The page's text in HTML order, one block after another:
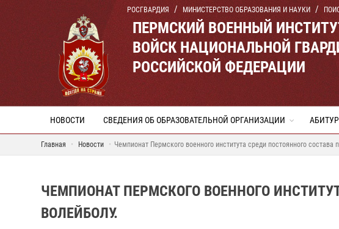
РОСГВАРДИЯ МИНИСТЕРСТВО ОБРАЗОВАНИЯ И НАУКИ
ПЕРМСКИЙ ВОЕННЫЙ
ВОЙСК НАЦИОНАЛЬНОЙ
РОССИЙСКОЙ ФЕДЕРАЦИИ
НОВОСТИ СВЕДЕНИЯ ОБ ОБРАЗОВАТЕЛЬНОЙ ОРГАНИЗАЦИИ
Главная Новости Чемпионат Пермского военного института среди постоянного состава
ЧЕМПИОНАТ ПЕРМСКОГО ВОЕННОГО
ВОЛЕЙБОЛУ.